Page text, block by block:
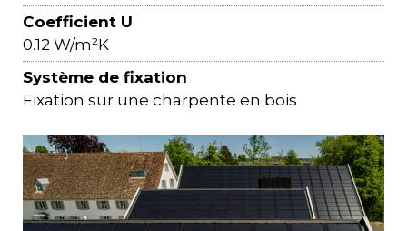
Coefficient U
0.12 W/m²K
Système de fixation
Fixation sur une charpente en bois